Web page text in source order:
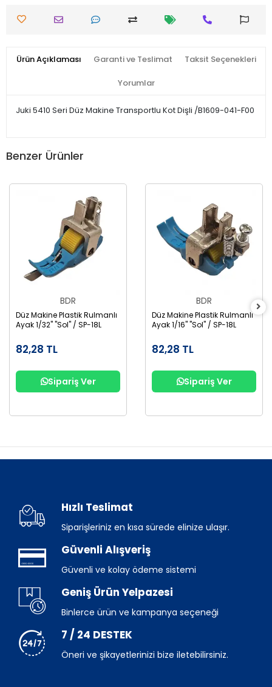
Ürün Açıklaması Garanti ve Teslimat Taksit Seçenekleri
Yorumlar
Juki 5410 Seri Düz Makine Transportlu Kot Dişli /B1609-041-F00
Benzer Ürünler
BDR
Düz Makine Plastik Rulmanlı
Ayak 1/32" "Sol" / SP-18L
82,28 TL
Sipariş Ver
BDR
Düz Makine Plastik Rulmanlı
Ayak 1/16" "Sol" / SP-18L
82,28 TL
Sipariş Ver
Hızlı Teslimat
Siparişleriniz en kısa sürede elinize ulaşır.
Güvenli Alışveriş
Güvenli ve kolay ödeme sistemi
Geniş Ürün Yelpazesi
Binlerce ürün ve kampanya seçeneği
7 / 24 DESTEK
Öneri ve şikayetlerinizi bize iletebilirsiniz.